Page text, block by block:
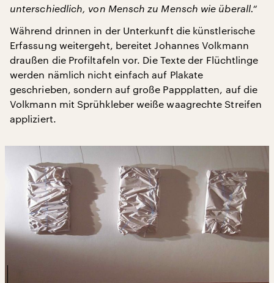
unterschiedlich, von Mensch zu Mensch wie überall.“
Während drinnen in der Unterkunft die künstlerische
Erfassung weitergeht, bereitet Johannes Volkmann
draußen die Profiltafeln vor. Die Texte der Flüchtlinge
werden nämlich nicht einfach auf Plakate
geschrieben, sondern auf große Pappplatten, auf die
Volkmann mit Sprühkleber weiße waagrechte Streifen
appliziert.